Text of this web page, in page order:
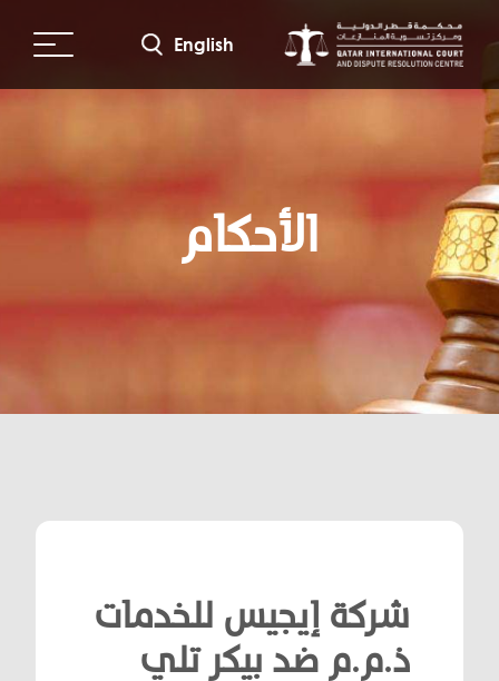
المحتوى
English
الأحكام
شركة إيجيس للخدمات
ذ.م.م ضد بيكر تلي